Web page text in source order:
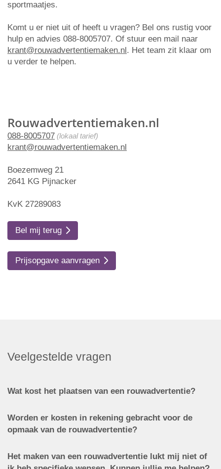
Rouwadvertentiemaken.nl
088-8005707 (lokaal tarief)
krant@rouwadvertentiemaken.nl
Boezemweg 21
2641 KG Pijnacker
KvK 27289083
Bel mij terug
Prijsopgave aanvragen
sportmaatjes.
Komt u er niet uit of heeft u vragen? Bel ons rustig voor
hulp en advies 088-8005707. Of stuur een mail naar
krant@rouwadvertentiemaken.nl. Het team zit klaar om
u verder te helpen.
Veelgestelde vragen
Wat kost het plaatsen van een rouwadvertentie?
Worden er kosten in rekening gebracht voor de
opmaak van de rouwadvertentie?
Het maken van een rouwadvertentie lukt mij niet of